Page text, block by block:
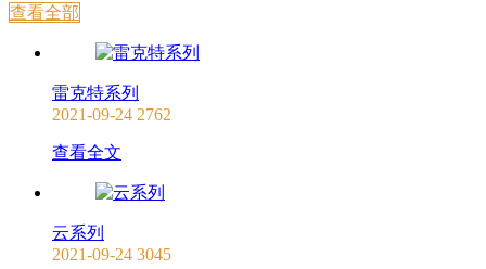
查看全部
雷克特系列
2021-09-24 2762
查看全文
云系列
2021-09-24 3045